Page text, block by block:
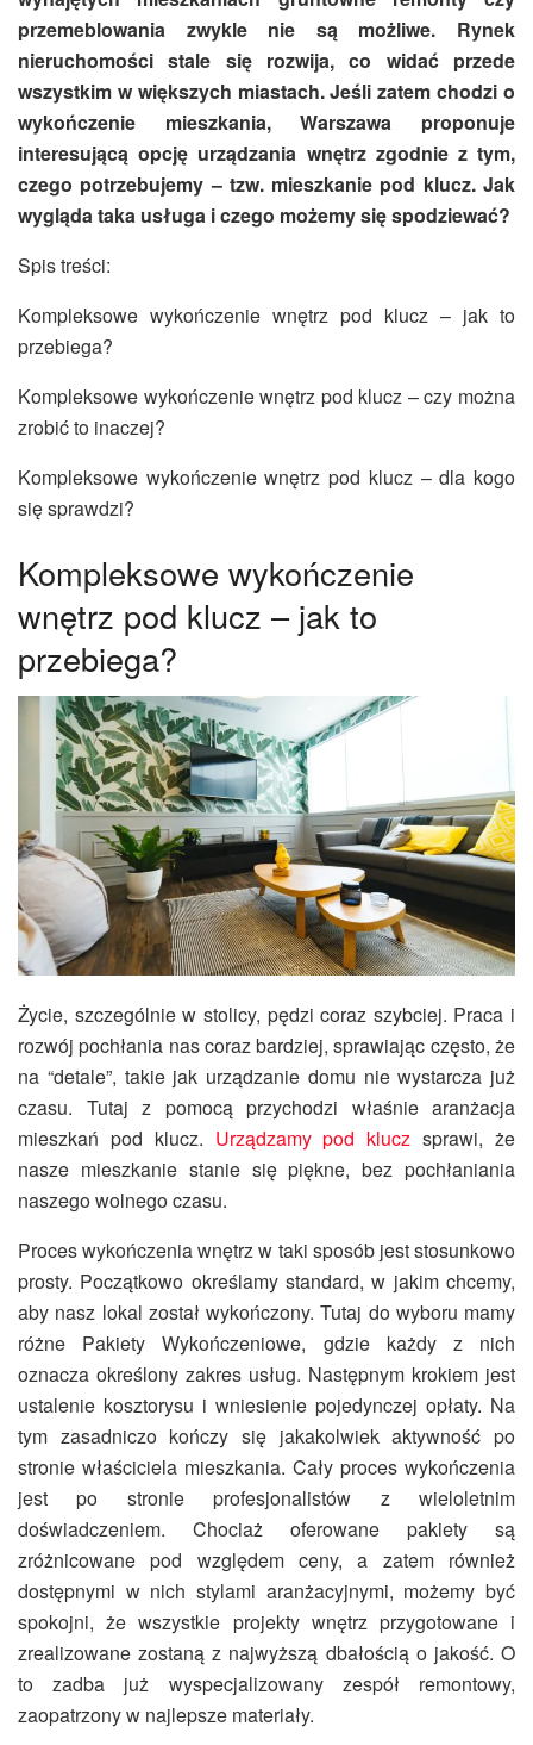
przemeblowania zwykle nie są możliwe. Rynek
nieruchomości stale się rozwija, co widać przede
wszystkim w większych miastach. Jeśli zatem chodzi o
wykończenie mieszkania, Warszawa proponuje
interesującą opcję urządzania wnętrz zgodnie z tym,
czego potrzebujemy – tzw. mieszkanie pod klucz. Jak
wygląda taka usługa i czego możemy się spodziewać?
Spis treści:
Kompleksowe wykończenie wnętrz pod klucz – jak to
przebiega?
Kompleksowe wykończenie wnętrz pod klucz – czy można
zrobić to inaczej?
Kompleksowe wykończenie wnętrz pod klucz – dla kogo
się sprawdzi?
Kompleksowe wykończenie
wnętrz pod klucz – jak to
przebiega?
Życie, szczególnie w stolicy, pędzi coraz szybciej. Praca i
rozwój pochłania nas coraz bardziej, sprawiając często, że
na “detale”, takie jak urządzanie domu nie wystarcza już
czasu. Tutaj z pomocą przychodzi właśnie aranżacja
mieszkań pod klucz. Urządzamy pod klucz sprawi, że
nasze mieszkanie stanie się piękne, bez pochłaniania
naszego wolnego czasu.
Proces wykończenia wnętrz w taki sposób jest stosunkowo
prosty. Początkowo określamy standard, w jakim chcemy,
aby nasz lokal został wykończony. Tutaj do wyboru mamy
różne Pakiety Wykończeniowe, gdzie każdy z nich
oznacza określony zakres usług. Następnym krokiem jest
ustalenie kosztorysu i wniesienie pojedynczej opłaty. Na
tym zasadniczo kończy się jakakolwiek aktywność po
stronie właściciela mieszkania. Cały proces wykończenia
jest po stronie profesjonalistów z wieloletnim
doświadczeniem. Chociaż oferowane pakiety są
zróżnicowane pod względem ceny, a zatem również
dostępnymi w nich stylami aranżacyjnymi, możemy być
spokojni, że wszystkie projekty wnętrz przygotowane i
zrealizowane zostaną z najwyższą dbałością o jakość. O
to zadba już wyspecjalizowany zespół remontowy,
zaopatrzony w najlepsze materiały.